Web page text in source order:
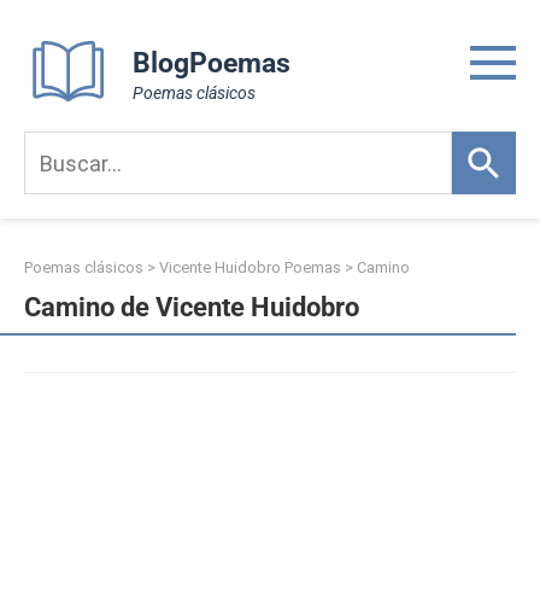
content
BlogPoemas
Poemas clásicos
Poemas clásicos > Vicente Huidobro Poemas > Camino
Camino de Vicente Huidobro